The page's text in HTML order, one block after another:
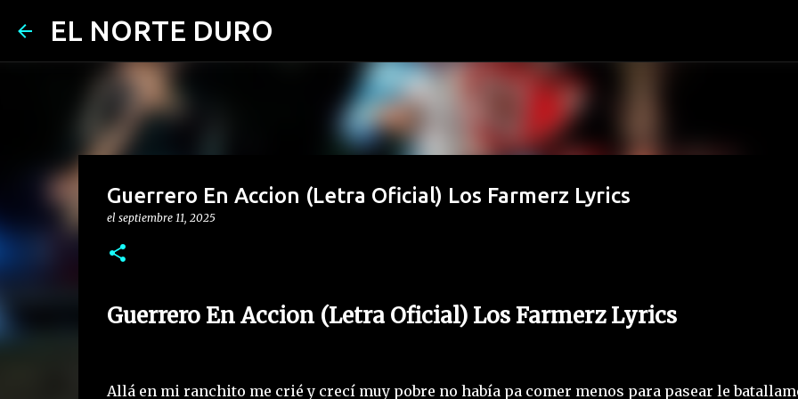
EL NORTE DURO
Guerrero En Accion (Letra Oficial) Los Farmerz Lyrics
el septiembre 11, 2025
Guerrero En Accion (Letra Oficial) Los Farmerz Lyrics
Allá en mi ranchito me crié y crecí muy pobre no había pa comer menos para pasear le